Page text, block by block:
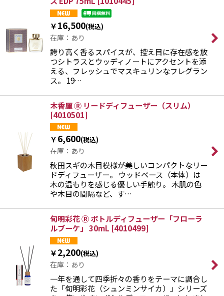
￥16,500(税込)
在庫：あり
誇り高く香るスパイスが、控え目に存在感を放
つシトラスとウッディノートにアクセントを添
える、フレッシュでマスキュリンなフレグラン
ス。 19…
木香厘 Ⓡ リードディフューザー（スリム）
[4010501]
￥6,600(税込)
在庫：あり
秋田スギの木目模様が美しいコンパクトなリー
ドディフューザー。 ウッドベース（本体）は
木の温もりを感じる優しい手触り。 木肌の色
や木目の間隔など、す…
旬明彩花 Ⓡ ボトルディフューザー「フローラ
ルブーケ」 30mL [4010499]
￥2,200(税込)
在庫：あり
一年を通して四季折々の香りをテーマに調合し
た「旬明彩花（シュンミンサイカ）」シリーズ